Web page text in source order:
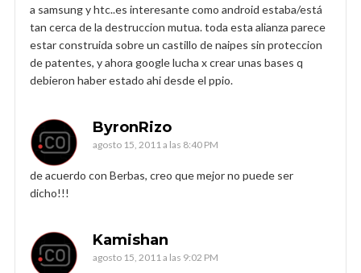
a samsung y htc..es interesante como android estaba/está
tan cerca de la destruccion mutua. toda esta alianza parece
estar construida sobre un castillo de naipes sin proteccion
de patentes, y ahora google lucha x crear unas bases q
debieron haber estado ahi desde el ppio.
ByronRizo
agosto 15, 2011 a las 8:40 PM
de acuerdo con Berbas, creo que mejor no puede ser
dicho!!!
Kamishan
agosto 15, 2011 a las 9:02 PM